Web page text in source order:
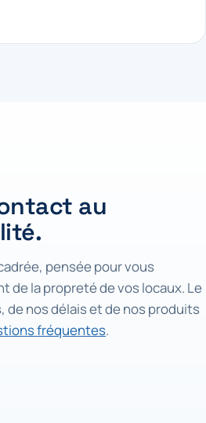
au
pensée pour vous
de la propreté de vos locaux. Le
de nos délais et de nos produits
fréquentes.